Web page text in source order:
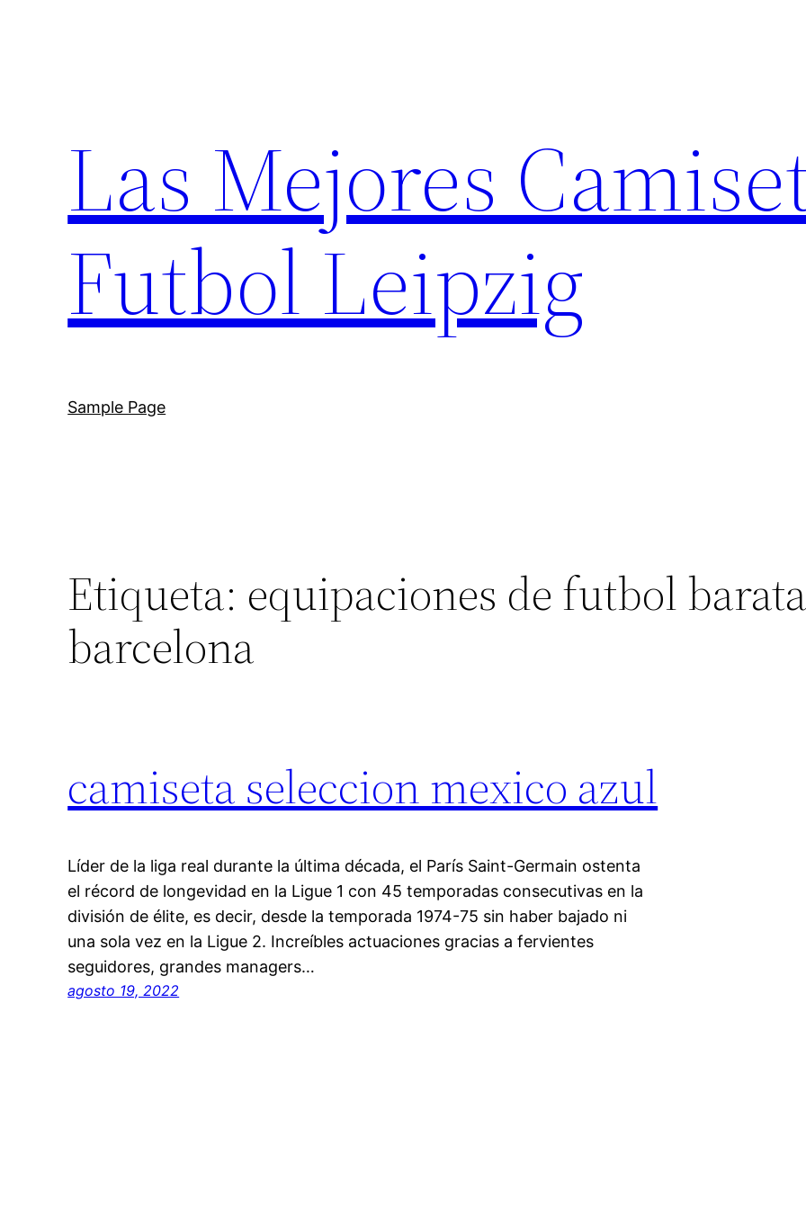
Las Mejores
Futbol Leipzig
Sample Page
Etiqueta: equipaciones de futbol
barcelona
camiseta seleccion mexico azul
Líder de la liga real durante la última década, el París Saint-Germain ostenta
el récord de longevidad en la Ligue 1 con 45 temporadas consecutivas en la
división de élite, es decir, desde la temporada 1974-75 sin haber bajado ni
una sola vez en la Ligue 2. Increíbles actuaciones gracias a fervientes
seguidores, grandes managers…
agosto 19, 2022